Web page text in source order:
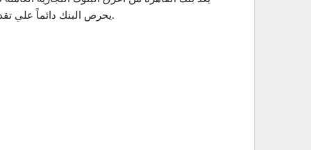
يحرص البنك دائماً علي تقديم أحدث الخدمات وتصميم المنتجات المصرفية المتطورة بهدف المحافظة على ثقة عملائه ومكانته في السوق المصرفية المحلية.